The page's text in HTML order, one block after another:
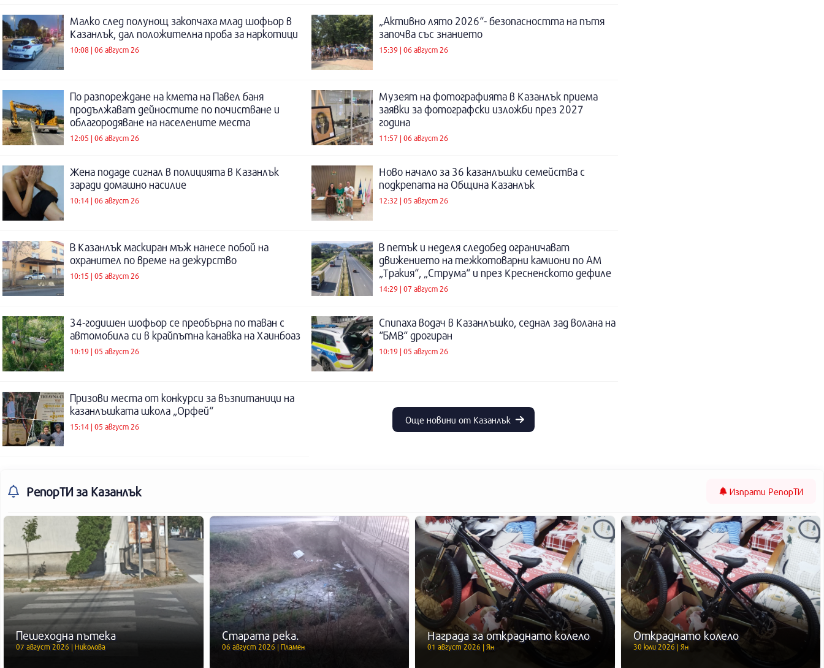
Малко след полунощ закопчаха млад шофьор в
Казанлък, дал положителна проба за наркотици
10:08 | 06 август 26
„Активно лято 2026“- безопасността на пътя
започва със знанието
15:39 | 06 август 26
По разпореждане на кмета на Павел баня
продължават дейностите по почистване и
облагородяване на населените места
12:05 | 06 август 26
Музеят на фотографията в Казанлък приема
заявки за фотографски изложби през 2027
година
11:57 | 06 август 26
Жена подаде сигнал в полицията в Казанлък
заради домашно насилие
10:14 | 06 август 26
Ново начало за 36 казанлъшки семейства с
подкрепата на Община Казанлък
12:32 | 05 август 26
В Казанлък маскиран мъж нанесе побой на
охранител по време на дежурство
10:15 | 05 август 26
В петък и неделя следобед ограничават
движението на тежкотоварни камиони по АМ
„Тракия“, „Струма“ и през Кресненското дефиле
14:29 | 07 август 26
34-годишен шофьор се преобърна по таван с
автомобила си в крайпътна канавка на Хаинбоаз
10:19 | 05 август 26
Спипаха водач в Казанлъшко, седнал зад волана на
“БМВ“ дрогиран
10:19 | 05 август 26
Призови места от конкурси за възпитаници на
казанлъшката школа „Орфей“
15:14 | 05 август 26
Още новини от Казанлък
РепорТИ за Казанлък Изпрати РепорТИ
Пешеходна пътека
07 август 2026 | Николова
Старата река.
06 август 2026 | Пламен
Награда за откраднато колело
01 август 2026 | Ян
Откраднато колело
30 юли 2026 | Ян